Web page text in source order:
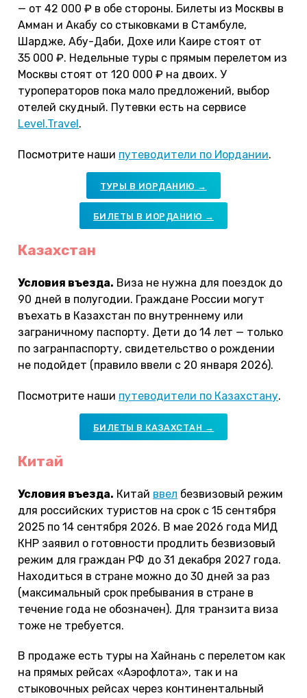
— от 42 000 ₽ в обе стороны. Билеты из Москвы в
Амман и Акабу со стыковками в Стамбуле,
Шардже, Абу-Даби, Дохе или Каире стоят от
35 000 ₽. Недельные туры с прямым перелетом из
Москвы стоят от 120 000 ₽ на двоих. У
туроператоров пока мало предложений, выбор
отелей скудный. Путевки есть на сервисе
Level.Travel.
Посмотрите наши путеводители по Иордании.
ТУРЫ В ИОРДАНИЮ →
БИЛЕТЫ В ИОРДАНИЮ →
Казахстан
Условия въезда. Виза не нужна для поездок до
90 дней в полугодии. Граждане России могут
въехать в Казахстан по внутреннему или
заграничному паспорту. Дети до 14 лет — только
по загранпаспорту, свидетельство о рождении
не подойдет (правило ввели с 20 января 2026).
Посмотрите наши путеводители по Казахстану.
БИЛЕТЫ В КАЗАХСТАН →
Китай
Условия въезда. Китай ввел безвизовый режим
для российских туристов на срок с 15 сентября
2025 по 14 сентября 2026. В мае 2026 года МИД
КНР заявил о готовности продлить безвизовый
режим для граждан РФ до 31 декабря 2027 года.
Находиться в стране можно до 30 дней за раз
(максимальный срок пребывания в стране в
течение года не обозначен). Для транзита виза
тоже не требуется.
В продаже есть туры на Хайнань с перелетом как
на прямых рейсах «Аэрофлота», так и на
стыковочных рейсах через континентальный